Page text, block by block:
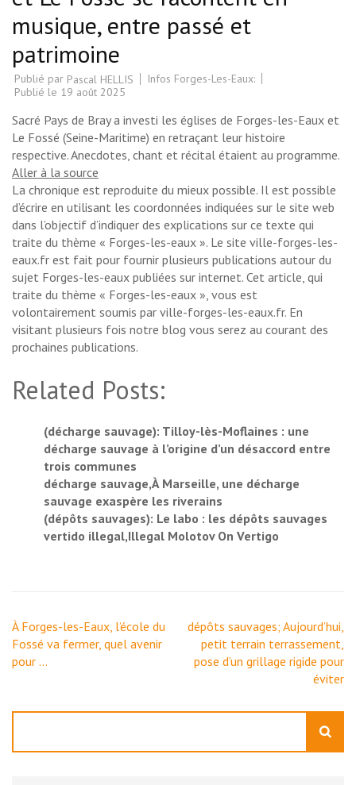
musique, entre passé et
patrimoine
Publié par Pascal HELLIS
Infos Forges-Les-Eaux:
Publié le 19 août 2025
Sacré Pays de Bray a investi les églises de Forges-les-Eaux et
Le Fossé (Seine-Maritime) en retraçant leur histoire
respective. Anecdotes, chant et récital étaient au programme.
Aller à la source
La chronique est reproduite du mieux possible. Il est possible
d’écrire en utilisant les coordonnées indiquées sur le site web
dans l’objectif d’indiquer des explications sur ce texte qui
traite du thème « Forges-les-eaux ». Le site ville-forges-les-
eaux.fr est fait pour fournir plusieurs publications autour du
sujet Forges-les-eaux publiées sur internet. Cet article, qui
traite du thème « Forges-les-eaux », vous est
volontairement soumis par ville-forges-les-eaux.fr. En
visitant plusieurs fois notre blog vous serez au courant des
prochaines publications.
Related Posts:
(décharge sauvage): Tilloy-lès-Moflaines : une
décharge sauvage à l’origine d’un désaccord entre
trois communes
décharge sauvage,À Marseille, une décharge
sauvage exaspère les riverains
(dépôts sauvages): Le labo : les dépôts sauvages
vertido illegal,Illegal Molotov On Vertigo
Navigation
de
l’article
À Forges-les-Eaux, l’école du
Fossé va fermer, quel avenir
pour …
dépôts sauvages; Aujourd’hui,
petit terrain terrassement,
pose d’un grillage rigide pour
éviter